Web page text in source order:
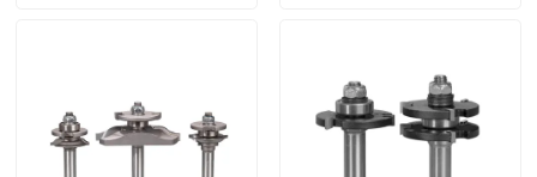
Kwaliteitscontrole